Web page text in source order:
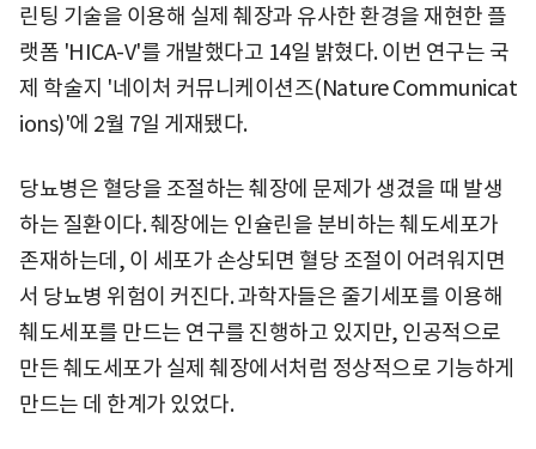
린팅 기술을 이용해 실제 췌장과 유사한 환경을 재현한 플
랫폼 'HICA-V'를 개발했다고 14일 밝혔다. 이번 연구는 국
제 학술지 '네이처 커뮤니케이션즈(Nature Communicat
ions)'에 2월 7일 게재됐다.
당뇨병은 혈당을 조절하는 췌장에 문제가 생겼을 때 발생
하는 질환이다. 췌장에는 인슐린을 분비하는 췌도세포가
존재하는데, 이 세포가 손상되면 혈당 조절이 어려워지면
서 당뇨병 위험이 커진다. 과학자들은 줄기세포를 이용해
췌도세포를 만드는 연구를 진행하고 있지만, 인공적으로
만든 췌도세포가 실제 췌장에서처럼 정상적으로 기능하게
만드는 데 한계가 있었다.